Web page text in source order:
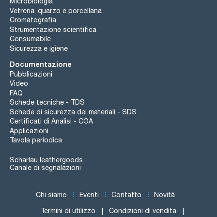
Vetreria, quarzo e porcellana
Cromatografia
Strumentazione scientifica
Consumabile
Sicurezza e igiene
Documentazione
Pubblicazioni
Video
FAQ
Schede tecniche - TDS
Schede di sicurezza dei materiali - SDS
Certificati di Analisi - COA
Applicazioni
Tavola periodica
Scharlau leathergoods
Canale di segnalazioni
Chi siamo Eventi Contatto Novità
Termini di utilizzo Condizioni di vendita